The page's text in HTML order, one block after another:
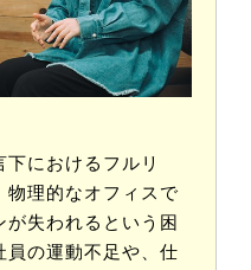
におけるフルリ
物理的なオフィスで
失われるという困
員の運動不足や、仕